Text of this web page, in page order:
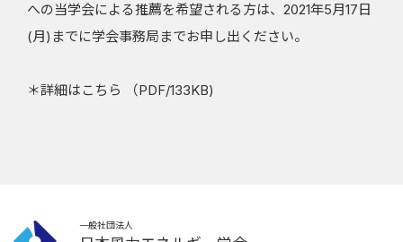
への当学会による推薦を希望される方は、2021年5月17日
(月)までに学会事務局までお申し出ください。
＊詳細はこちら （PDF/133KB)
一般社団法人